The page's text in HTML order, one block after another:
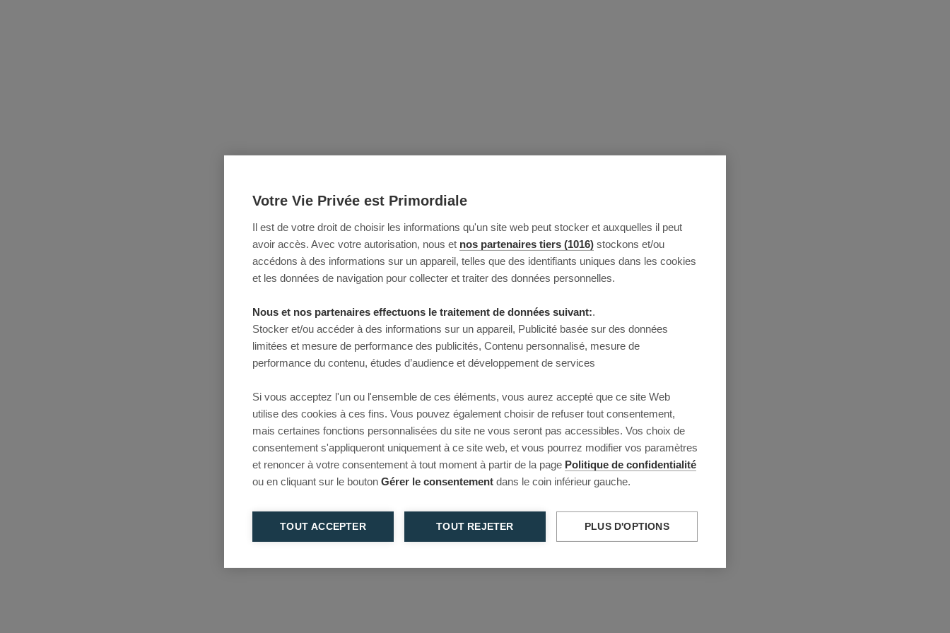
Votre Vie Privée est Primordiale
Il est de votre droit de choisir les informations qu'un site web peut stocker et auxquelles il peut
avoir accès. Avec votre autorisation, nous et nos partenaires tiers (1016) stockons et/ou
accédons à des informations sur un appareil, telles que des identifiants uniques dans les cookies
et les données de navigation pour collecter et traiter des données personnelles.
Nous et nos partenaires effectuons le traitement de données suivant:.
Stocker et/ou accéder à des informations sur un appareil, Publicité basée sur des données
limitées et mesure de performance des publicités, Contenu personnalisé, mesure de
performance du contenu, études d’audience et développement de services
Si vous acceptez l'un ou l'ensemble de ces éléments, vous aurez accepté que ce site Web
utilise des cookies à ces fins. Vous pouvez également choisir de refuser tout consentement,
mais certaines fonctions personnalisées du site ne vous seront pas accessibles. Vos choix de
consentement s'appliqueront uniquement à ce site web, et vous pourrez modifier vos paramètres
et renoncer à votre consentement à tout moment à partir de la page Politique de confidentialité
ou en cliquant sur le bouton Gérer le consentement dans le coin inférieur gauche.
TOUT ACCEPTER TOUT REJETER PLUS D'OPTIONS
This page couldn’t load
Reload to try again, or go back.
Reload Back